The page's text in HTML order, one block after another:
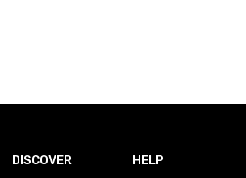
DISCOVER HELP